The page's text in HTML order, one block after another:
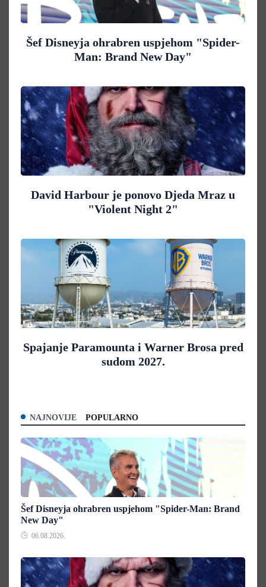
Šef Disneyja ohrabren uspjehom "Spider-
Man: Brand New Day"
David Harbour je ponovo Djeda Mraz u
"Violent Night 2"
Spajanje Paramounta i Warner Brosa pred
sudom 2027.
NAJNOVIJE POPULARNO
Šef Disneyja ohrabren uspjehom "Spider-Man: Brand
New Day"
06.08.2026.